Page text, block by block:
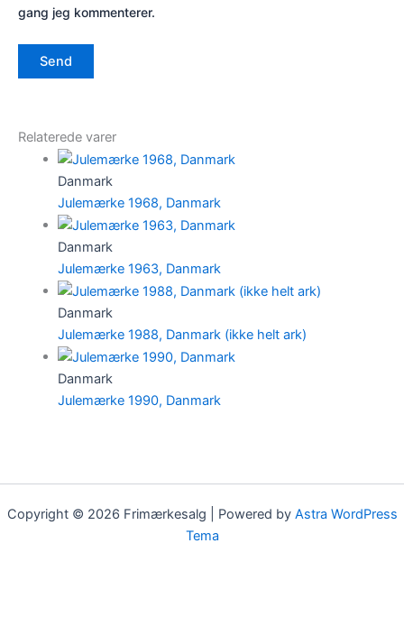
gang jeg kommenterer.
Relaterede varer
Danmark
Julemærke 1968, Danmark
Danmark
Julemærke 1963, Danmark
Danmark
Julemærke 1988, Danmark (ikke helt ark)
Danmark
Julemærke 1990, Danmark
Copyright © 2026 Frimærkesalg | Powered by Astra WordPress
Tema